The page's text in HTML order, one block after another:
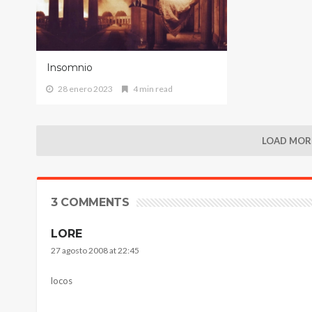
Insomnio
28 enero 2023 4 min read
LOAD
3 COMMENTS
LORE
27 agosto 2008 at 22:45
locos